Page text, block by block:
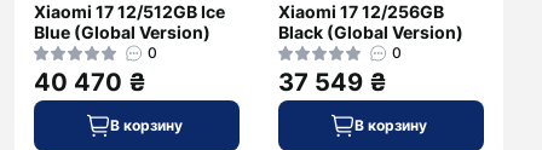
Xiaomi 17 12/512GB Ice
Blue (Global Version)
0
40 470 ₴
В корзину
Xiaomi 17 12/256GB
Black (Global Version)
0
37 549 ₴
В корзину